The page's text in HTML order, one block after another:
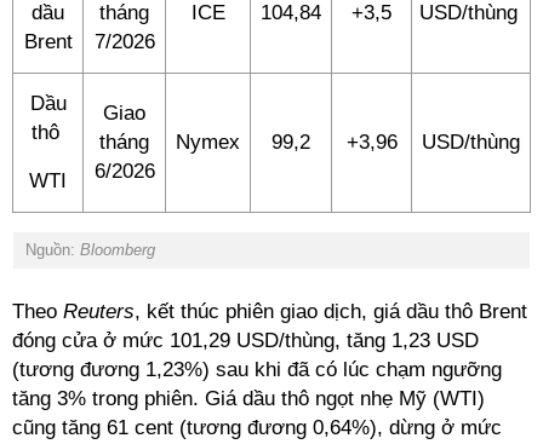
dầu
Brent
tháng
7/2026
ICE 104,84 +3,5 USD/thùng
Dầu
thô
WTI
Giao
tháng
6/2026
Nymex 99,2 +3,96 USD/thùng
Nguồn: Bloomberg
Theo Reuters, kết thúc phiên giao dịch, giá dầu thô Brent
đóng cửa ở mức 101,29 USD/thùng, tăng 1,23 USD
(tương đương 1,23%) sau khi đã có lúc chạm ngưỡng
tăng 3% trong phiên. Giá dầu thô ngọt nhẹ Mỹ (WTI)
cũng tăng 61 cent (tương đương 0,64%), dừng ở mức